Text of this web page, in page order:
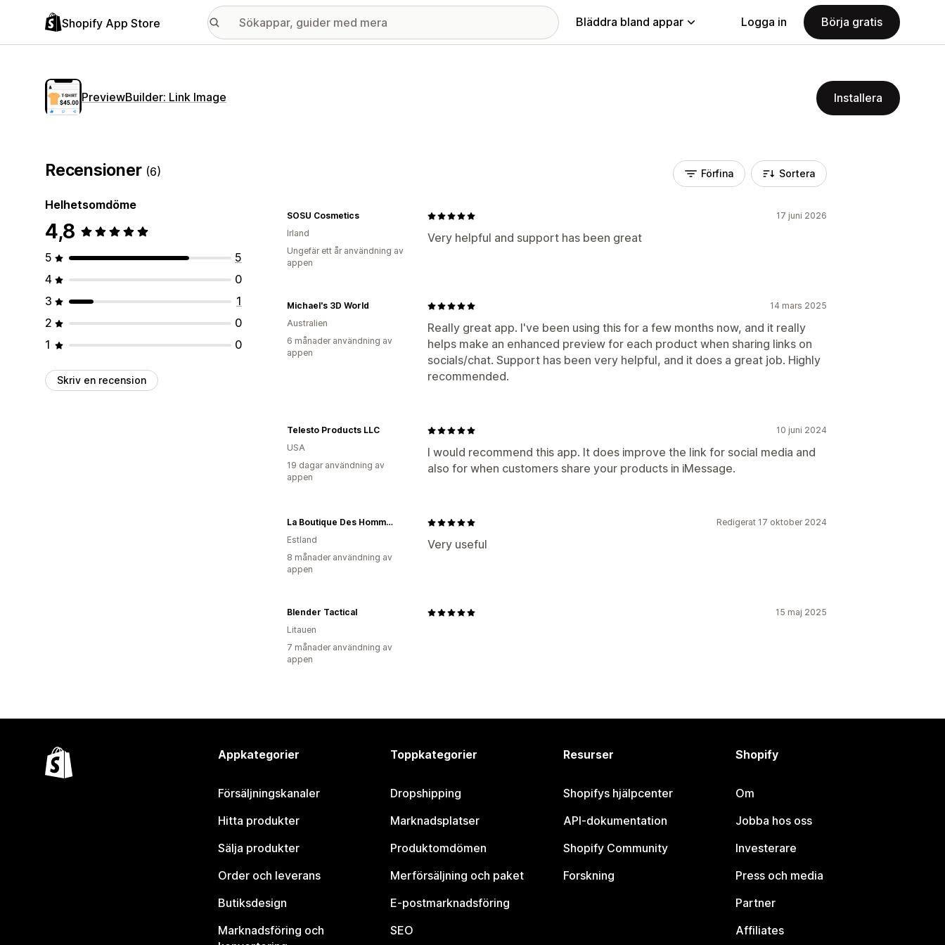
Shopify App Store Bläddra bland appar Logga in Börja gratis
PreviewBuilder: Link Image Installera
Recensioner (6)
Helhetsomdöme
4,8
5
5
4
0
3
1
2
0
1
0
Skriv en recension
Förfina Sortera
17 juni 2026
Very helpful and support has been great
SOSU Cosmetics
Irland
Ungefär ett år användning av
appen
14 mars 2025
Really great app. I've been using this for a few months now, and it really
helps make an enhanced preview for each product when sharing links on
socials/chat. Support has been very helpful, and it does a great job. Highly
recommended.
Michael's 3D World
Australien
6 månader användning av
appen
10 juni 2024
I would recommend this app. It does improve the link for social media and
also for when customers share your products in iMessage.
Telesto Products LLC
USA
19 dagar användning av
appen
Redigerat 17 oktober 2024
Very useful
La Boutique Des Hommes
Estland
8 månader användning av
appen
15 maj 2025
Blender Tactical
Litauen
7 månader användning av
appen
Appkategorier
Försäljningskanaler
Hitta produkter
Sälja produkter
Order och leverans
Butiksdesign
Marknadsföring och
Toppkategorier
Dropshipping
Marknadsplatser
Produktomdömen
Merförsäljning och paket
E-postmarknadsföring
SEO
Resurser
Shopifys hjälpcenter
API-dokumentation
Shopify Community
Forskning
Shopify
Om
Jobba hos oss
Investerare
Press och media
Partner
Affiliates